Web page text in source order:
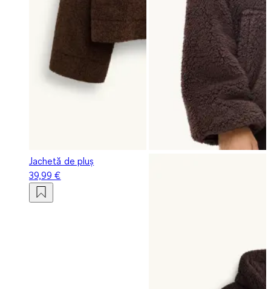
Jachetă de pluș
39,99 €